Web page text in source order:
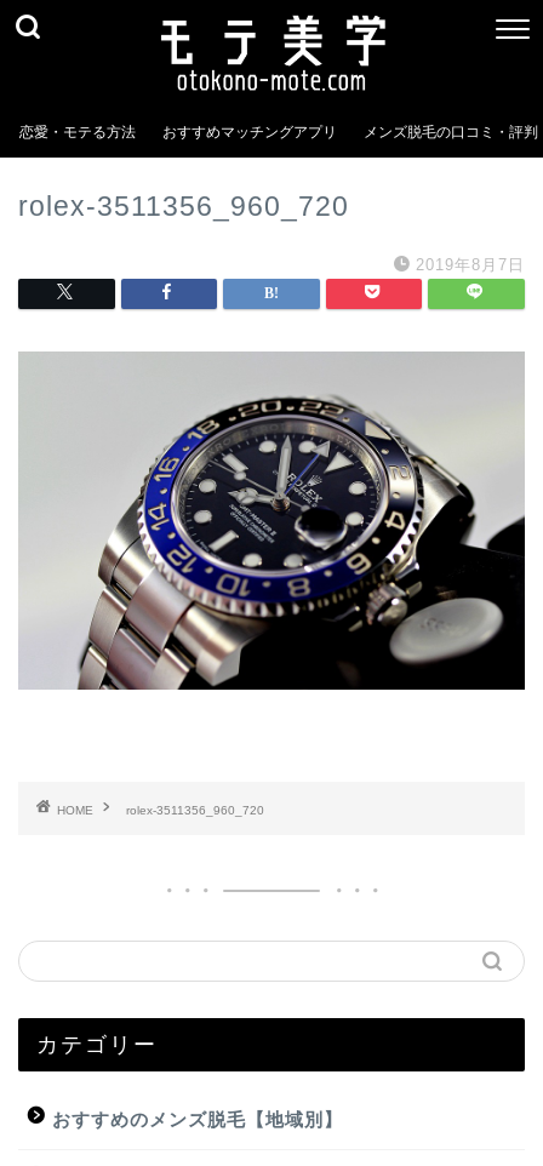
恋愛・モテる方法 おすすめマッチングアプリ メンズ脱毛の口コミ・評判
rolex-3511356_960_720
2019年8月7日
HOME rolex-3511356_960_720
カテゴリー
おすすめのメンズ脱毛【地域別】